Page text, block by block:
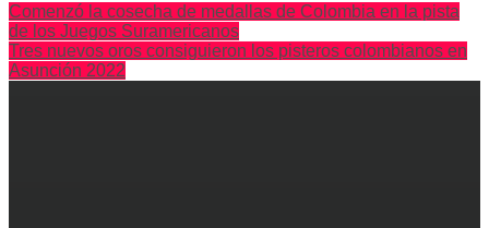
Comenzó la cosecha de medallas de Colombia en la pista
de los Juegos Suramericanos
Tres nuevos oros consiguieron los pisteros colombianos en
Asunción 2022